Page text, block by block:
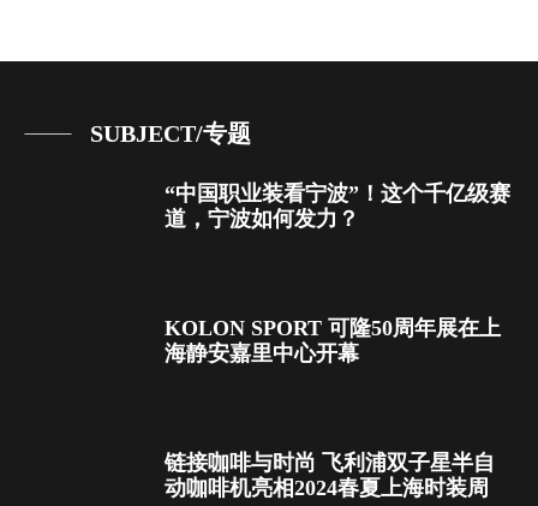
SUBJECT/专题
“中国职业装看宁波”！这个千亿级赛
道，宁波如何发力？
KOLON SPORT 可隆50周年展在上
海静安嘉里中心开幕
链接咖啡与时尚 飞利浦双子星半自
动咖啡机亮相2024春夏上海时装周